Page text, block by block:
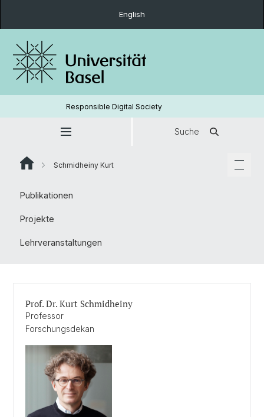
English
Responsible Digital Society
Suche
Schmidheiny Kurt
Publikationen
Projekte
Lehrveranstaltungen
Prof. Dr. Kurt Schmidheiny
Professor
Forschungsdekan